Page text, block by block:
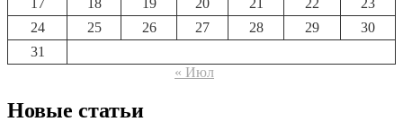
24
25 26 27 28 29
30
31
« Июл
Новые статьи